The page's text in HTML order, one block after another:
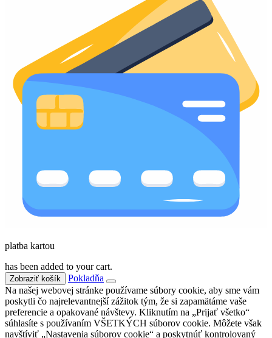
platba kartou
has been added to your cart.
Zobraziť košík
Pokladňa
Na našej webovej stránke používame súbory cookie, aby sme vám
poskytli čo najrelevantnejší zážitok tým, že si zapamätáme vaše
preferencie a opakované návštevy. Kliknutím na „Prijať všetko“
súhlasíte s používaním VŠETKÝCH súborov cookie. Môžete však
navštíviť „Nastavenia súborov cookie“ a poskytnúť kontrolovaný